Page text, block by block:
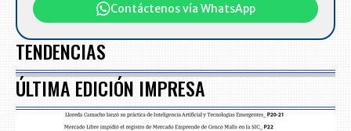
Contáctenos vía WhatsApp
TENDENCIAS
ÚLTIMA EDICIÓN IMPRESA